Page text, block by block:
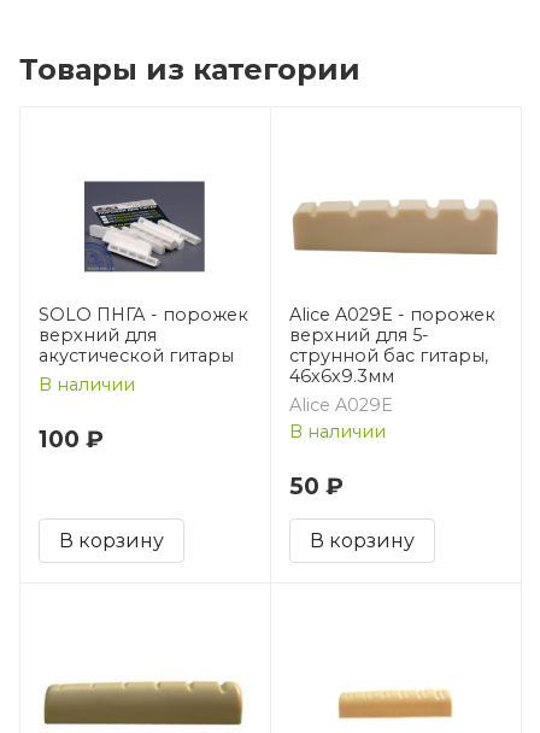
Товары из категории
SOLO ПНГА - порожек
верхний для
акустической гитары
В наличии
100 ₽
В корзину
Alice A029E - порожек
верхний для 5-
струнной бас гитары,
46х6х9.3мм
Alice A029E
В наличии
50 ₽
В корзину